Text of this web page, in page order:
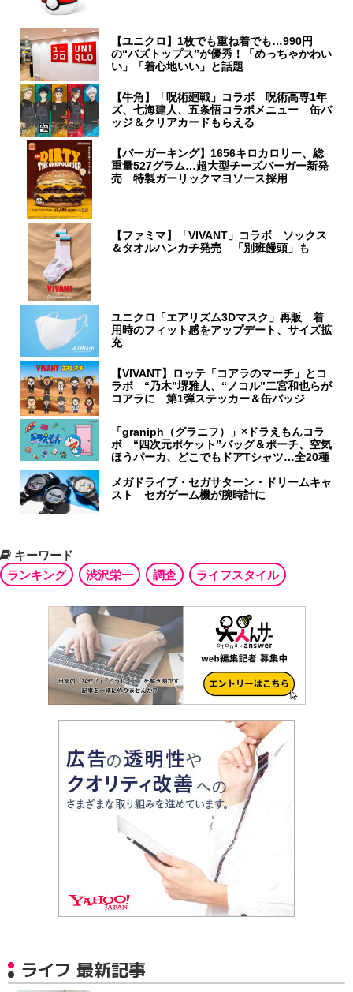
【ユニクロ】1枚でも重ね着でも…990円
の“バズトップス”が優秀！「めっちゃかわい
い」「着心地いい」と話題
【牛角】「呪術廻戦」コラボ 呪術高専1年
ズ、七海建人、五条悟コラボメニュー 缶バ
ッジ＆クリアカードもらえる
【バーガーキング】1656キロカロリー、総
重量527グラム…超大型チーズバーガー新発
売 特製ガーリックマヨソース採用
【ファミマ】「VIVANT」コラボ ソックス
＆タオルハンカチ発売 「別班饅頭」も
ユニクロ「エアリズム3Dマスク」再販 着
用時のフィット感をアップデート、サイズ拡
充
【VIVANT】ロッテ「コアラのマーチ」とコ
ラボ “乃木”堺雅人、“ノコル”二宮和也らが
コアラに 第1弾ステッカー＆缶バッジ
「graniph（グラニフ）」×ドラえもんコラ
ボ “四次元ポケット”バッグ＆ポーチ、空気
ほうパーカ、どこでもドアTシャツ…全20種
メガドライブ・セガサターン・ドリームキャ
スト セガゲーム機が腕時計に
キーワード
ランキング
渋沢栄一 調査 ライフスタイル
ライフ 最新記事